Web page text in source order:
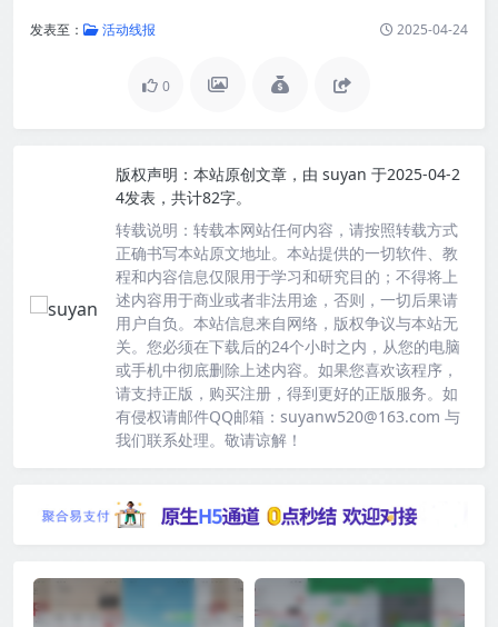
发表至： 活动线报 2025-04-24
0
版权声明： 本站原创文章，由 suyan 于2025-04-2
4发表，共计82字。
转载说明： 转载本网站任何内容，请按照转载方式
正确书写本站原文地址。本站提供的一切软件、教
程和内容信息仅限用于学习和研究目的；不得将上
述内容用于商业或者非法用途，否则，一切后果请
用户自负。本站信息来自网络，版权争议与本站无
关。您必须在下载后的24个小时之内，从您的电脑
或手机中彻底删除上述内容。如果您喜欢该程序，
请支持正版，购买注册，得到更好的正版服务。如
有侵权请邮件QQ邮箱：suyanw520@163.com 与
我们联系处理。敬请谅解！